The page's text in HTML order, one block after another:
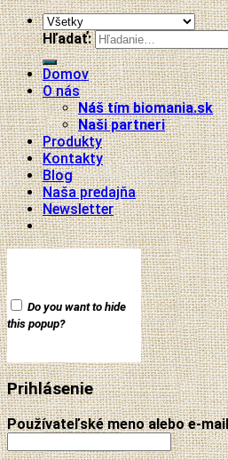
Hľadať:
Domov
O nás
Náš tím biomania.sk
Naši partneri
Produkty
Kontakty
Blog
Naša predajňa
Newsletter
Do you want to hide
this popup?
Prihlásenie
Používateľské meno alebo e-